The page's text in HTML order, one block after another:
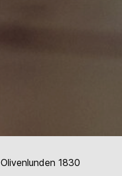
Olivenlunden 1830